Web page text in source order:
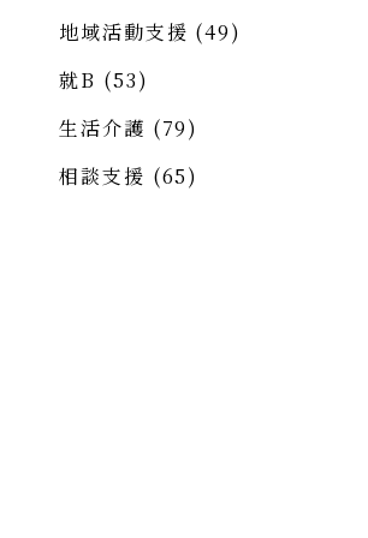
地域活動支援 (49)
就B (53)
生活介護 (79)
相談支援 (65)